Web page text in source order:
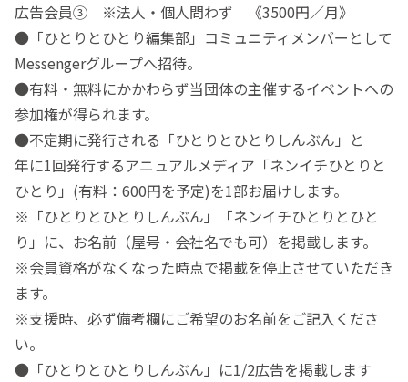
広告会員③ ※法人・個人問わず 《3500円／月》
●「ひとりとひとり編集部」コミュニティメンバーとして
Messengerグループへ招待。
●有料・無料にかかわらず当団体の主催するイベントへの
参加権が得られます。
●不定期に発行される「ひとりとひとりしんぶん」と
年に1回発行するアニュアルメディア「ネンイチひとりと
ひとり」(有料：600円を予定)を1部お届けします。
※「ひとりとひとりしんぶん」「ネンイチひとりとひと
り」に、お名前（屋号・会社名でも可）を掲載します。
※会員資格がなくなった時点で掲載を停止させていただき
ます。
※支援時、必ず備考欄にご希望のお名前をご記入くださ
い。
●「ひとりとひとりしんぶん」に1/2広告を掲載します